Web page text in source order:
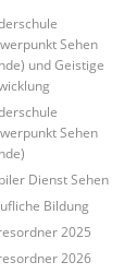
Sehen
und Geistige
Sehen
Dienst Sehen
Bildung
2025
2026